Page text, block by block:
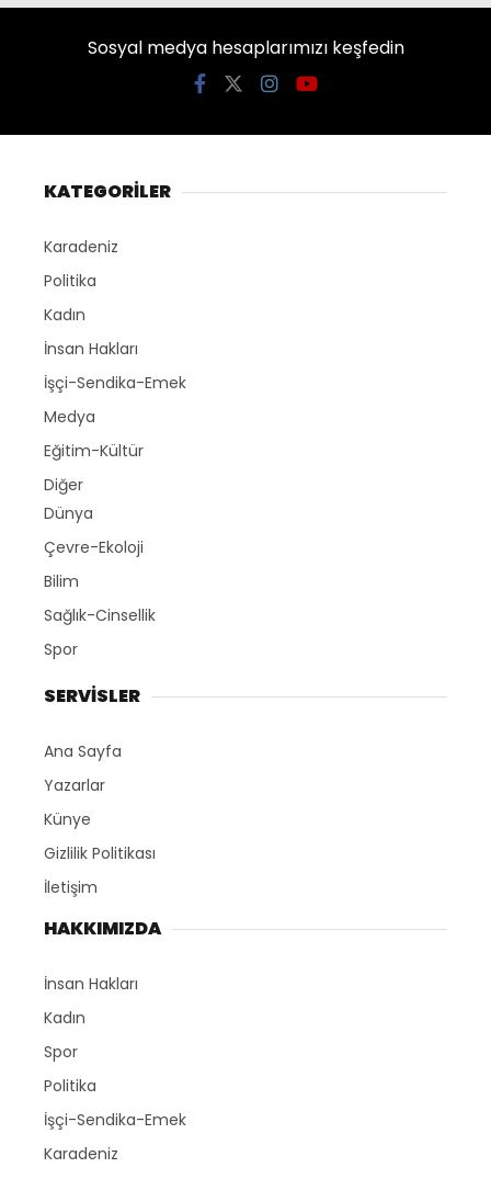
Sosyal medya hesaplarımızı keşfedin
KATEGORİLER
Karadeniz
Politika
Kadın
İnsan Hakları
İşçi-Sendika-Emek
Medya
Eğitim-Kültür
Diğer
Dünya
Çevre-Ekoloji
Bilim
Sağlık-Cinsellik
Spor
SERVİSLER
Ana Sayfa
Yazarlar
Künye
Gizlilik Politikası
İletişim
HAKKIMIZDA
İnsan Hakları
Kadın
Spor
Politika
İşçi-Sendika-Emek
Karadeniz